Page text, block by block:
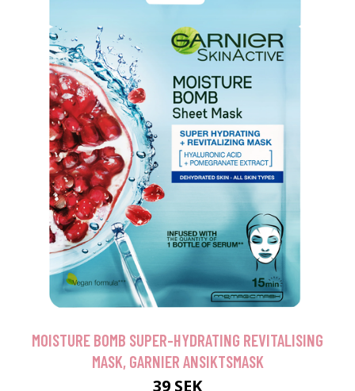
MOISTURE BOMB SUPER-HYDRATING REVITALISING
MASK, GARNIER ANSIKTSMASK
39 SEK